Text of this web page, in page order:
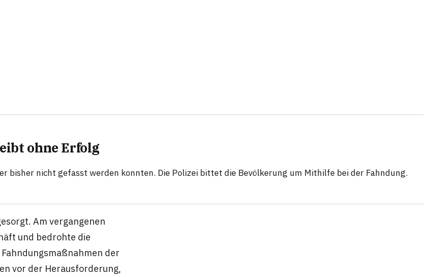
ohne Erfolg
bisher nicht gefasst werden konnten. Die Polizei bittet die Bevölkerung um Mithilfe bei der Fahndung.
Am vergangenen
und bedrohte die
der
vor der Herausforderung,